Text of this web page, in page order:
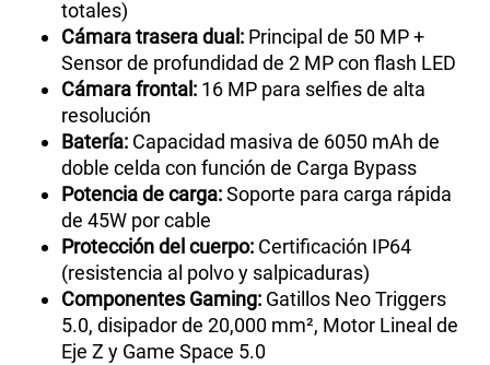
totales)
Cámara trasera dual: Principal de 50 MP +
Sensor de profundidad de 2 MP con flash LED
Cámara frontal: 16 MP para selfies de alta
resolución
Batería: Capacidad masiva de 6050 mAh de
doble celda con función de Carga Bypass
Potencia de carga:Soporte para carga rápida
de 45W por cable
Protección del cuerpo: Certificación IP64
(resistencia al polvo y salpicaduras)
Componentes Gaming: Gatillos Neo Triggers
5.0, disipador de 20,000 mm², Motor Lineal de
Eje Z y Game Space 5.0